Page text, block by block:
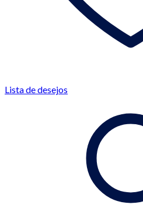
Lista de desejos